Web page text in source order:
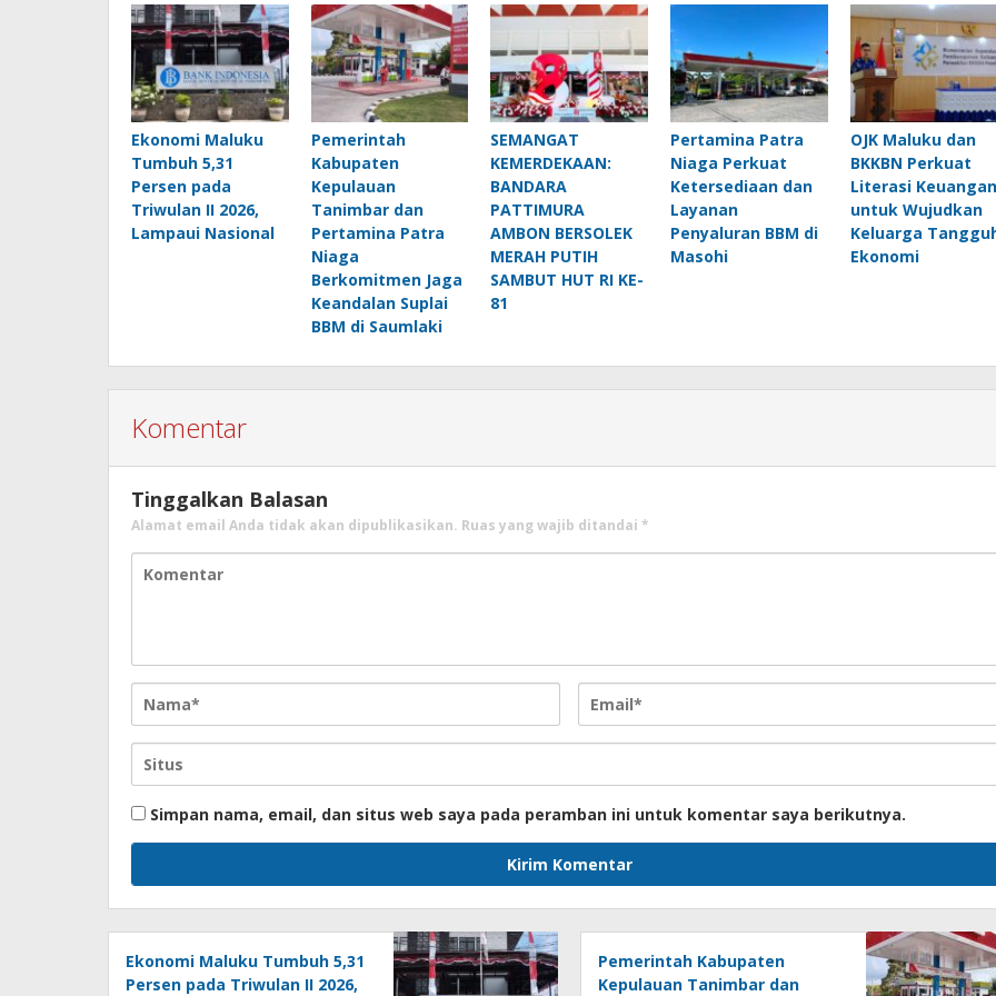
Ekonomi Maluku
Tumbuh 5,31
Persen pada
Triwulan II 2026,
Lampaui Nasional
Pemerintah
Kabupaten
Kepulauan
Tanimbar dan
Pertamina Patra
Niaga
Berkomitmen Jaga
Keandalan Suplai
BBM di Saumlaki
SEMANGAT
KEMERDEKAAN:
BANDARA
PATTIMURA
AMBON BERSOLEK
MERAH PUTIH
SAMBUT HUT RI KE-
81
Pertamina Patra
Niaga Perkuat
Ketersediaan dan
Layanan
Penyaluran BBM di
Masohi
OJK Maluku dan
BKKBN Perkuat
Literasi Keuangan
untuk Wujudkan
Keluarga
Ekonomi
Komentar
Tinggalkan Balasan
Alamat email Anda tidak akan dipublikasikan. Ruas yang wajib ditandai *
Simpan nama, email, dan situs web saya pada peramban ini untuk komentar saya berikutnya.
Ekonomi Maluku Tumbuh 5,31
Persen pada Triwulan II 2026,
Pemerintah Kabupaten
Kepulauan Tanimbar dan